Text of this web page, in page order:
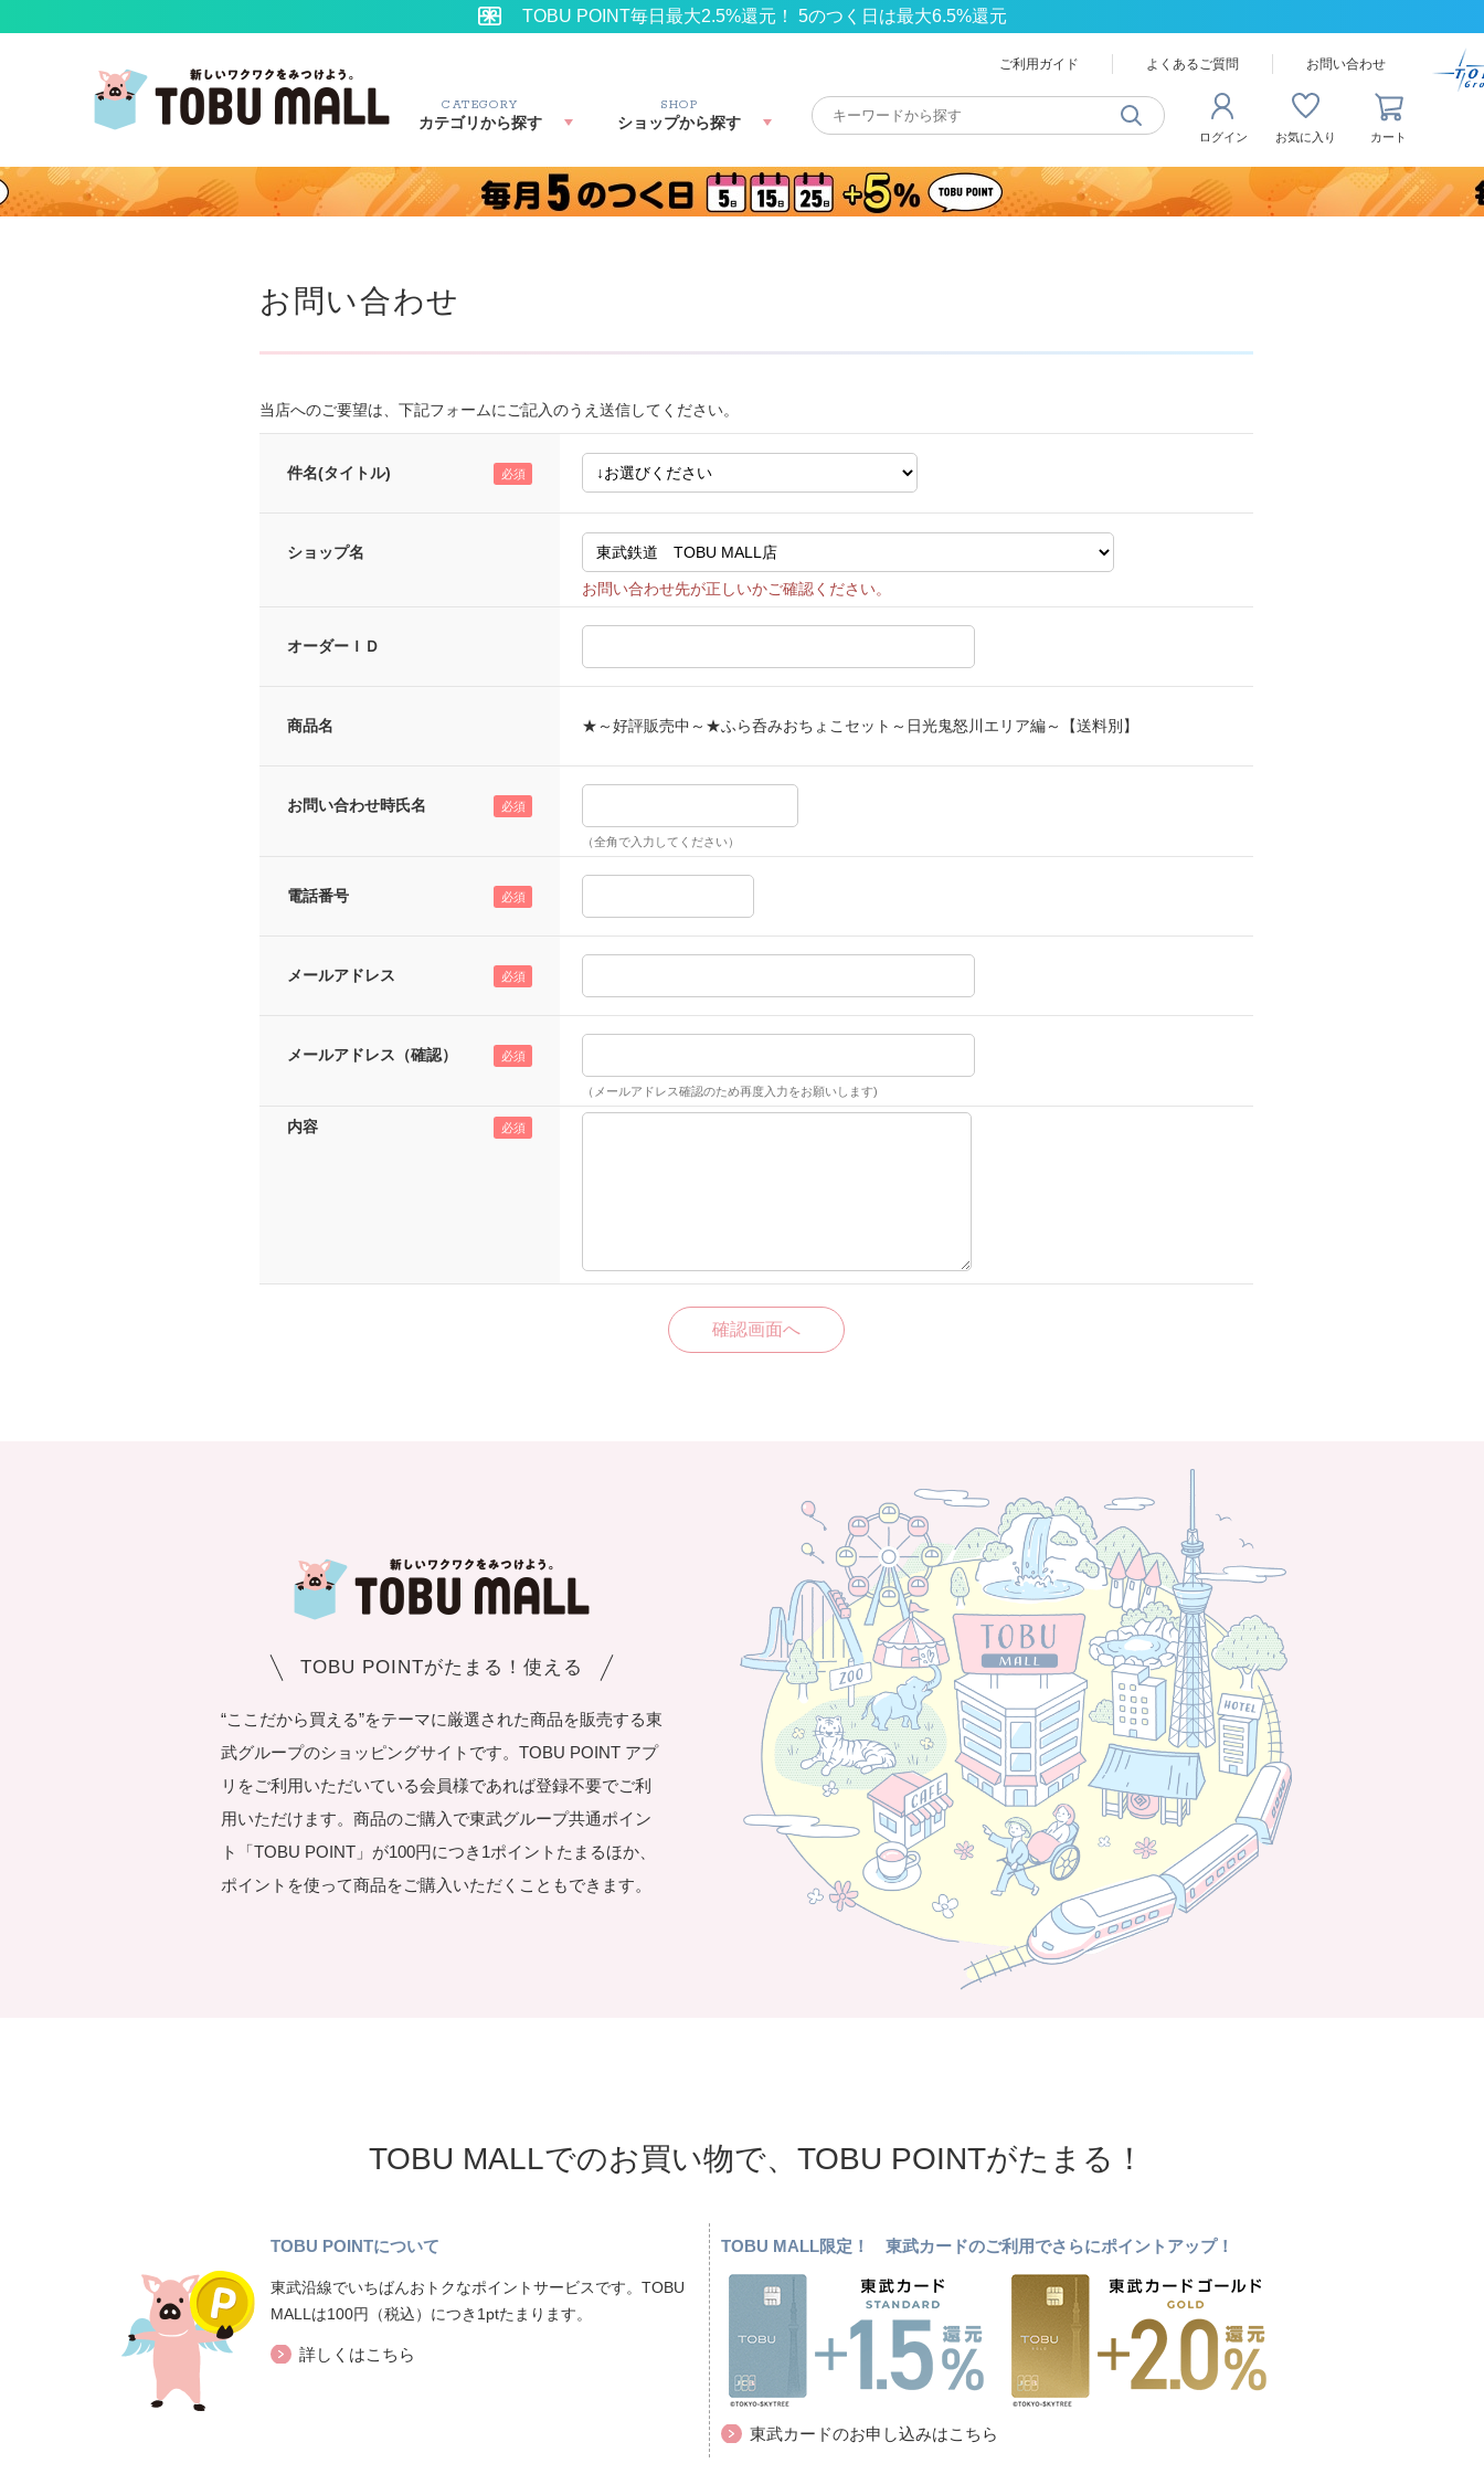
TOBU POINT毎日最大2.5%還元！ 5のつく日は最大6.5%還元
ご利用ガイド よくあるご質問 お問い合わせ
CATEGORY
カテゴリから探す
SHOP
ショップから探す
ログイン お気に入り カート
お問い合わせ
当店へのご要望は、下記フォームにご記入のうえ送信してください。
件名(タイトル)
ショップ名
オーダーＩＤ
商品名 ★～好評販売中～★ふら呑みおちょこセット～日光鬼怒川エリア編～【送料別】
お問い合わせ時氏名
（全角で入力してください）
電話番号
メールアドレス
メールアドレス（確認）
（メールアドレス確認のため再度入力をお願いします)
内容
TOBU POINTがたまる！使える
“ここだから買える”をテーマに厳選された商品を販売する東
武グループのショッピングサイトです。TOBU POINT アプ
リをご利用いただいている会員様であれば登録不要でご利
用いただけます。商品のご購入で東武グループ共通ポイン
ト「TOBU POINT」が100円につき1ポイントたまるほか、
ポイントを使って商品をご購入いただくこともできます。
TOBU MALLでのお買い物で、TOBU POINTがたまる！
TOBU POINTについて
東武沿線でいちばんおトクなポイントサービスです。TOBU
MALLは100円（税込）につき1ptたまります。
詳しくはこちら
TOBU MALL限定！ 東武カードのご利用でさらにポイントアップ！
東武カードのお申し込みはこちら